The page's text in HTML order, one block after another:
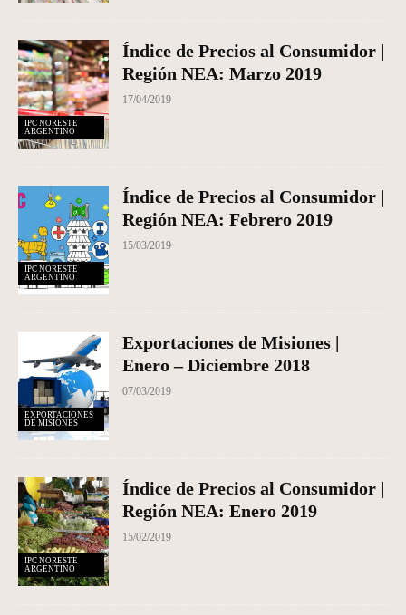
IPC NORESTE
ARGENTINO
Índice de Precios al Consumidor |
Región NEA: Marzo 2019
17/04/2019
IPC NORESTE
ARGENTINO
Índice de Precios al Consumidor |
Región NEA: Febrero 2019
15/03/2019
EXPORTACIONES
DE MISIONES
Exportaciones de Misiones |
Enero – Diciembre 2018
07/03/2019
IPC NORESTE
ARGENTINO
Índice de Precios al Consumidor |
Región NEA: Enero 2019
15/02/2019